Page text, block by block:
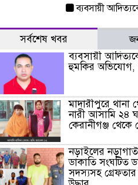
ব্যবসায়ী আদিত্যকে
সর্বশেষ খবর
ব্যবসায়ী
হুমকির অভিযোগ,
মাদারীপুরে থানা
নারী আসামি ২৪
কেরানীগঞ্জ থেকে
নড়াইলের
ডাকাতি সংঘটিত
সদস্যসহ গ্রেফতার